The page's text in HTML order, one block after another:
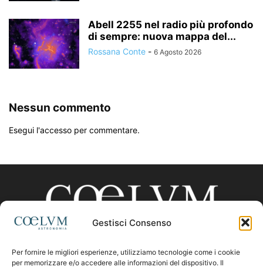
Gestisci Consenso
Per fornire le migliori esperienze, utilizziamo tecnologie come i cookie
per memorizzare e/o accedere alle informazioni del dispositivo. Il
Abell 2255 nel radio più profondo
di sempre: nuova mappa del...
Rossana Conte - 6 Agosto 2026
Nessun commento
Esegui l'accesso per commentare.
CHI SIAMO